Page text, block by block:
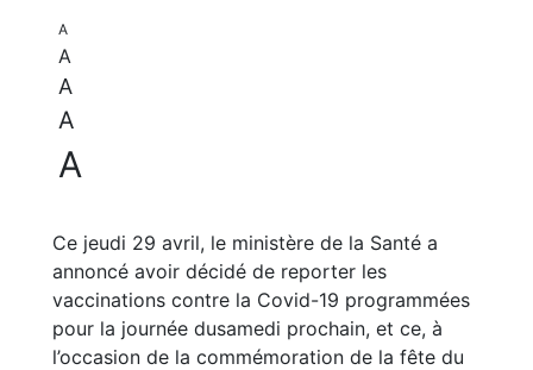
A
A
A
A
A
Ce jeudi 29 avril, le ministère de la Santé a
annoncé avoir décidé de reporter les
vaccinations contre la Covid-19 programmées
pour la journée dusamedi prochain, et ce, à
l’occasion de la commémoration de la fête du